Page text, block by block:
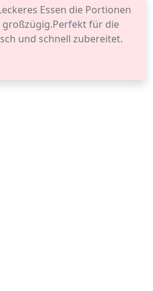
Essen die Portionen
großzügig.Perfekt für die
und schnell zubereitet.